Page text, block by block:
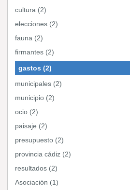
cultura (2)
elecciones (2)
fauna (2)
firmantes (2)
gastos (2)
municipales (2)
municipio (2)
ocio (2)
paisaje (2)
presupuesto (2)
provincia cádiz (2)
resultados (2)
Asociación (1)